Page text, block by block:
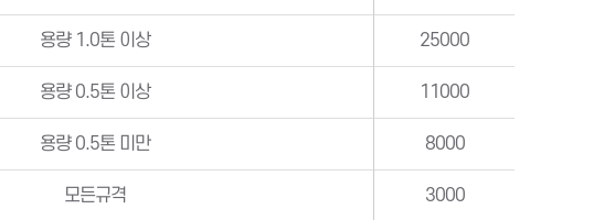
용량 1.0톤 이상 25000
용량 0.5톤 이상 11000
용량 0.5톤 미만 8000
모든규격 3000